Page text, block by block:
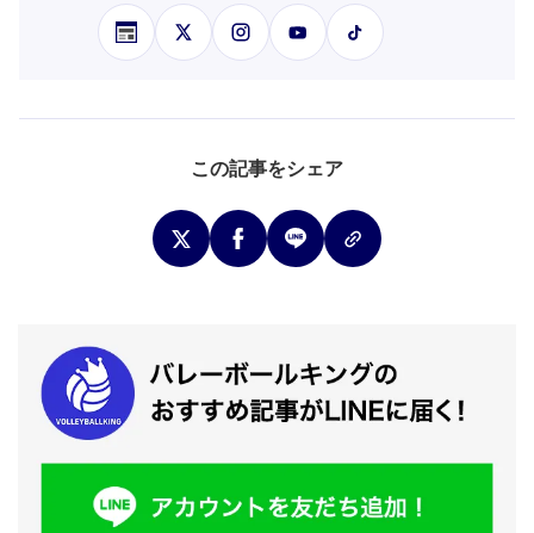
この記事をシェア